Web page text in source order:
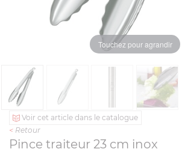
Touchez pour agrandir
Voir cet article dans le catalogue
< Retour
Pince traiteur 23 cm inox